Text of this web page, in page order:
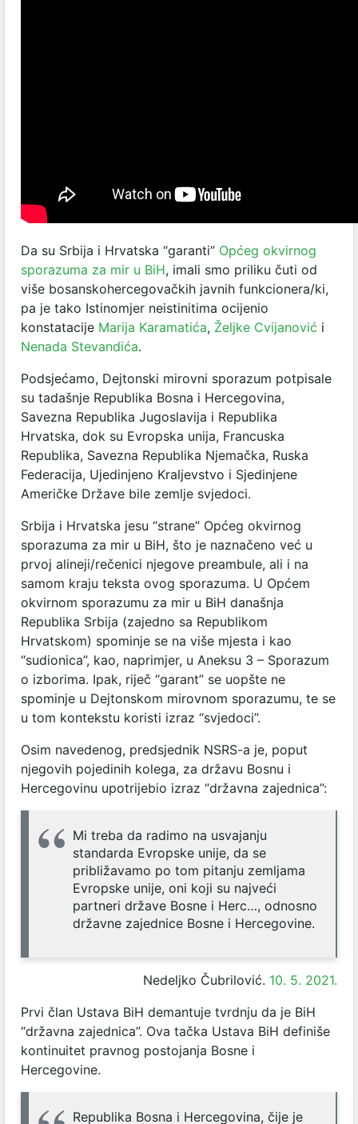
Da su Srbija i Hrvatska “garanti” Općeg okvirnog
sporazuma za mir u BiH, imali smo priliku čuti od
više bosanskohercegovačkih javnih funkcionera/ki,
pa je tako Istinomjer neistinitima ocijenio
konstatacije Marija Karamatića, Željke Cvijanović i
Nenada Stevandića.
Podsjećamo, Dejtonski mirovni sporazum potpisale
su tadašnje Republika Bosna i Hercegovina,
Savezna Republika Jugoslavija i Republika
Hrvatska, dok su Evropska unija, Francuska
Republika, Savezna Republika Njemačka, Ruska
Federacija, Ujedinjeno Kraljevstvo i Sjedinjene
Američke Države bile zemlje svjedoci.
Srbija i Hrvatska jesu “strane” Općeg okvirnog
sporazuma za mir u BiH, što je naznačeno već u
prvoj alineji/rečenici njegove preambule, ali i na
samom kraju teksta ovog sporazuma. U Općem
okvirnom sporazumu za mir u BiH današnja
Republika Srbija (zajedno sa Republikom
Hrvatskom) spominje se na više mjesta i kao
“sudionica”, kao, naprimjer, u Aneksu 3 – Sporazum
o izborima. Ipak, riječ “garant” se uopšte ne
spominje u Dejtonskom mirovnom sporazumu, te se
u tom kontekstu koristi izraz “svjedoci”.
Osim navedenog, predsjednik NSRS-a je, poput
njegovih pojedinih kolega, za državu Bosnu i
Hercegovinu upotrijebio izraz “državna zajednica”:
Mi treba da radimo na usvajanju
standarda Evropske unije, da se
približavamo po tom pitanju zemljama
Evropske unije, oni koji su najveći
partneri države Bosne i Herc…, odnosno
državne zajednice Bosne i Hercegovine.
Nedeljko Čubrilović. 10. 5. 2021.
Prvi član Ustava BiH demantuje tvrdnju da je BiH
“državna zajednica”. Ova tačka Ustava BiH definiše
kontinuitet pravnog postojanja Bosne i
Hercegovine.
Republika Bosna i Hercegovina, čije je